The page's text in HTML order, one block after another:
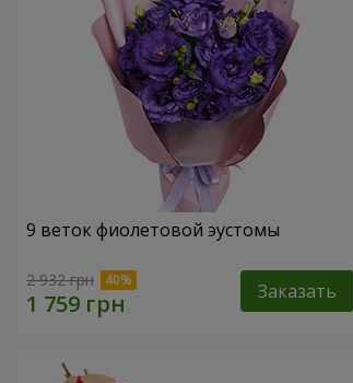
9 веток фиолетовой эустомы
2 932 грн Заказать